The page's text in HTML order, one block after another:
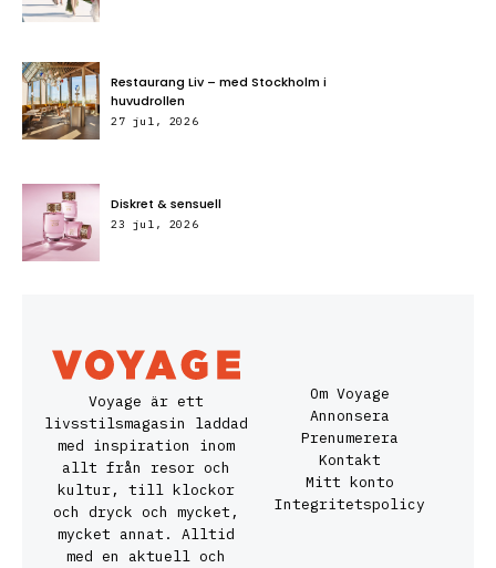
Restaurang Liv – med Stockholm i
huvudrollen
27 jul, 2026
Diskret & sensuell
23 jul, 2026
Voyage är ett
livsstilsmagasin laddad
med inspiration inom
allt från resor och
kultur, till klockor
och dryck och mycket,
mycket annat. Alltid
med en aktuell och
Om Voyage
Annonsera
Prenumerera
Kontakt
Mitt konto
Integritetspolicy